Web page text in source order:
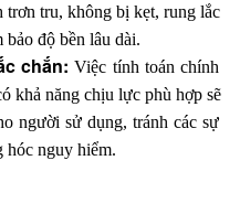
trơn tru, không bị kẹt, rung lắc
bảo độ bền lâu dài.
chắn: Việc tính toán chính
khả năng chịu lực phù hợp sẽ
người sử dụng, tránh các sự
hóc nguy hiểm.